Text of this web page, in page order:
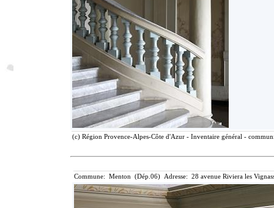
(c) Région Provence-Alpes-Côte d'Azur - Inventaire général -
Commune: Menton (Dép.06) Adresse: 28 avenue Riviera les